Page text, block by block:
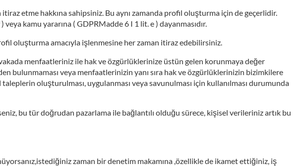
etme hakkına sahipsiniz. Bu aynı zamanda profil oluşturma için de geçerlidir.
kamu yararına ( GDPRMadde 6 I 1 lit. e ) dayanmasıdır.
oluşturma amacıyla işlenmesine her zaman itiraz edebilirsiniz.
menfaatleriniz ile hak ve özgürlüklerinize üstün gelen korunmaya değer
bulunmaması veya menfaatlerinizin yanı sıra hak ve özgürlüklerinizin bizimkilere
oluşturulması, uygulanması veya savunulması için kullanılması durumunda
bu tür doğrudan pazarlama ile bağlantılı olduğu sürece, kişisel verileriniz artık bu
zaman bir denetim makamına ,özellikle de ikamet ettiğiniz, iş